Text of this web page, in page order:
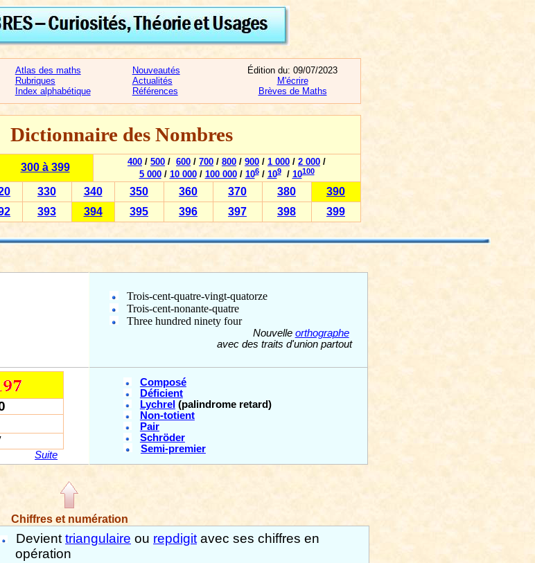
Atlas des maths
Rubriques
Index alphabétique
Nouveautés
Actualités
Références
Édition du: 09/07/2023
M'écrire
Brèves de Maths
Dictionnaire des Nombres
300 à 399 400 / 500 / 600 / 700 / 800 / 900 / 1 000 / 2 000 /
5 000 / 10 000/ 100 000/ 106/ 109 / 10100
330 340 350 360 370 380
390
393 394 395 396 397 398 399
Trois-cent-quatre-vingt-quatorze
Trois-cent-nonante-quatre
Three hundred ninety four
Nouvelle orthographe
avec des traits d'union partout
Suite
Composé
Déficient
Lychrel (palindrome retard)
Non-totient
Pair
Schröder
Semi-premier
Chiffres et numération
Devienttriangulaire ou repdigit avec ses chiffres en
opération